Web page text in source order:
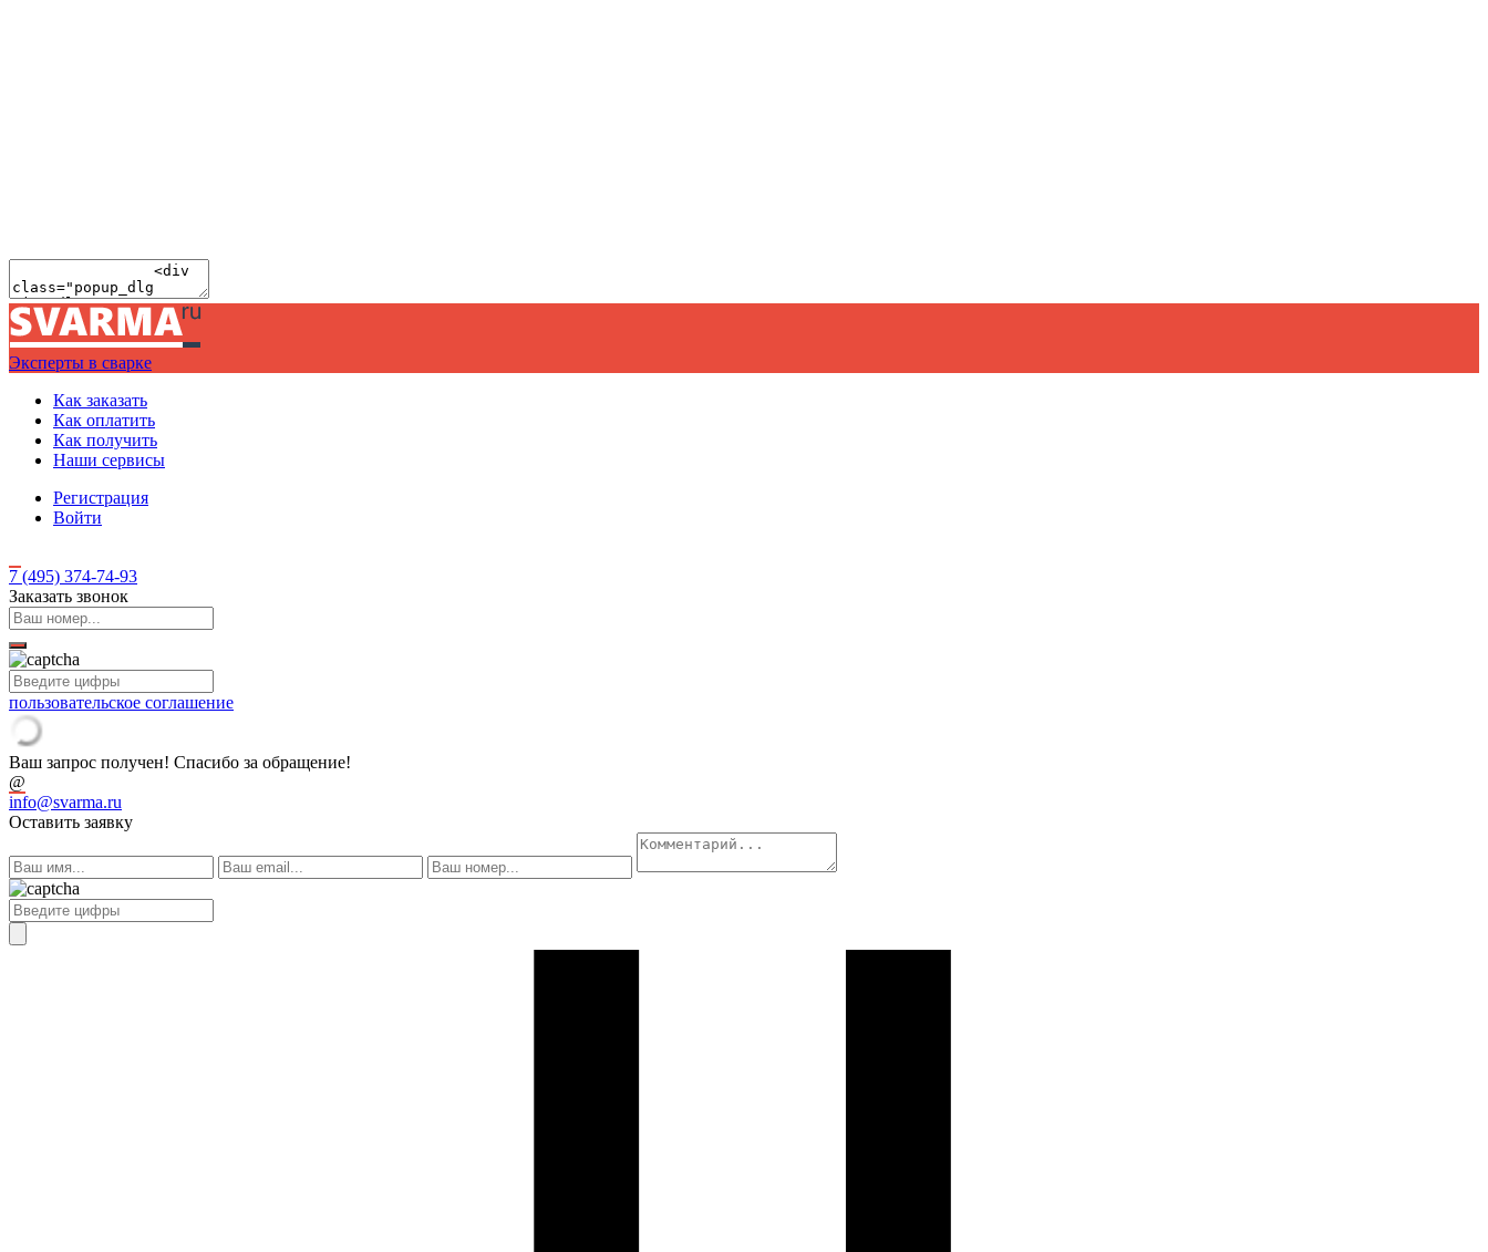
Эксперты в сварке
Как заказать
Как оплатить
Как получить
Наши сервисы
Регистрация
Войти
7 (495) 374-74-93
Заказать звонок
пользовательское соглашение
Ваш запрос получен! Спасибо за обращение!
@
info@svarma.ru
Оставить заявку